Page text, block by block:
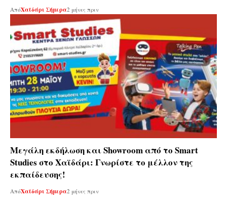
ΑπόΧαϊδάρι Σήμερα2 μήνες πριν
Μεγάλη εκδήλωση και Showroom από το Smart
Studies στο Χαϊδάρι: Γνωρίστε το μέλλον της
εκπαίδευσης!
ΑπόΧαϊδάρι Σήμερα2 μήνες πριν